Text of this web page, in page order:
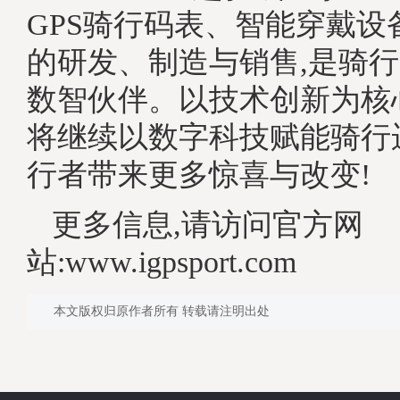
GPS骑行码表、智能穿戴设
的研发、制造与销售,是骑
数智伙伴。以技术创新为
将继续以数字科技赋能骑
行者带来更多惊喜与改变!
更多信息,请访问官方网
站:www.igpsport.com
本文版权归原作者所有 转载请注明出处